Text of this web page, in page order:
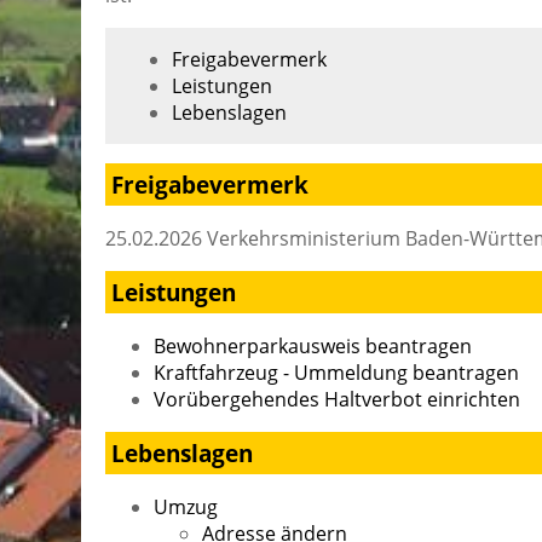
Freigabevermerk
Leistungen
Lebenslagen
Freigabevermerk
25.02.2026 Verkehrsministerium Baden-
Leistungen
Bewohnerparkausweis beantragen
Kraftfahrzeug - Ummeldung beantragen
Vorübergehendes Haltverbot einrichten
Lebenslagen
Umzug
Adresse ändern